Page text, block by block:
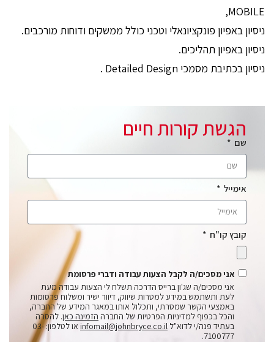
,MOBILE
ניסיון באפיון פונקציונאלי וטכני כולל ממשקים ודוחות מורכבים.
ניסיון באפיון תהליכים.
ניסיון בכתיבת מסמכי Detailed Design .
הגשת קורות חיים
שם
אימייל
קובץ קו"ח
אני מסכים/ה לקבל הצעות עבודה ודברי פרסומת
אני מסכים/ה שג'ון ברייס הדרכה תשלח לי הצעות עבודה מעת
לעת ותשתמש במידע למטרות שיווק, דיוור ישיר ומשלוח פרסומות
באמצעי הקשר שמסרתי, ותכלול אותו במאגר המידע של החברה,
והכל בכפוף למדיניות הפרטיות של החברה הזמינה כאן. להסרה
בעתיד פנה/י לדוא"ל infomail@johnbryce.co.il
או לטלפון: 03-
7100777.